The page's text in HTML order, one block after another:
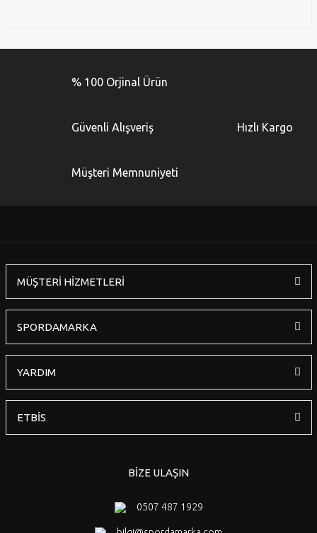
% 100 Orjinal Ürün
Güvenli Alışveriş Hızlı Kargo
Müşteri Memnuniyeti
MÜŞTERİ HİZMETLERİ
SPORDAMARKA
YARDIM
ETBİS
BİZE ULAŞIN
0507 487 1929